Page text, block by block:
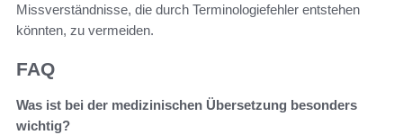
Missverständnisse, die durch Terminologiefehler entstehen
könnten, zu vermeiden.
FAQ
Was ist bei der medizinischen Übersetzung besonders
wichtig?